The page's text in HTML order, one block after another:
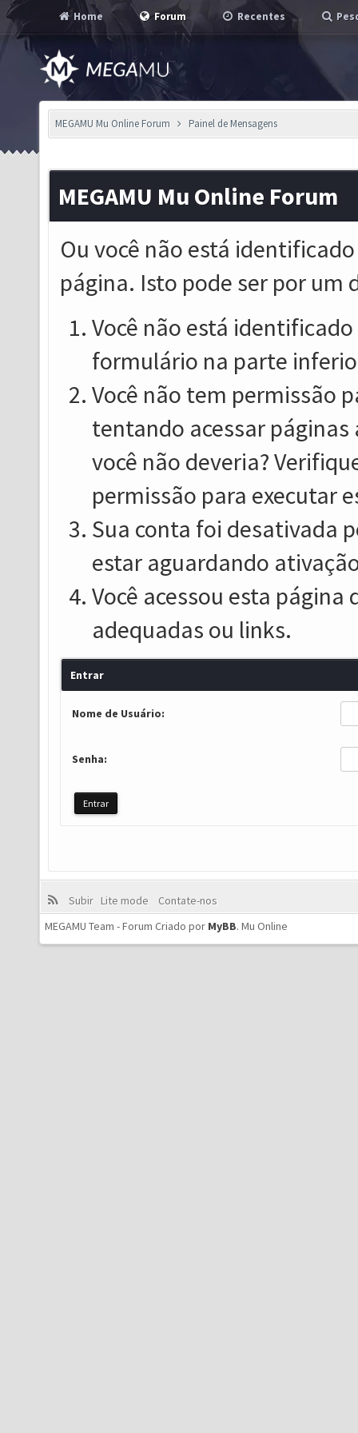
Home Forum Recentes
MEGAMU Mu Online Forum Painel de Mensagens
MEGAMU Mu Online Forum
Ou você não está
página. Isto pode ser por um
Você não está
formulário na parte
Você não tem permissão
tentando acessar
você não deveria?
permissão para executar
Sua conta foi desativada
estar aguardando
Você acessou esta
adequadas ou links.
Entrar
Nome de Usuário:
Senha:
Subir Lite mode
Contate-nos
MEGAMU Team - Forum Criado por MyBB. Mu Online